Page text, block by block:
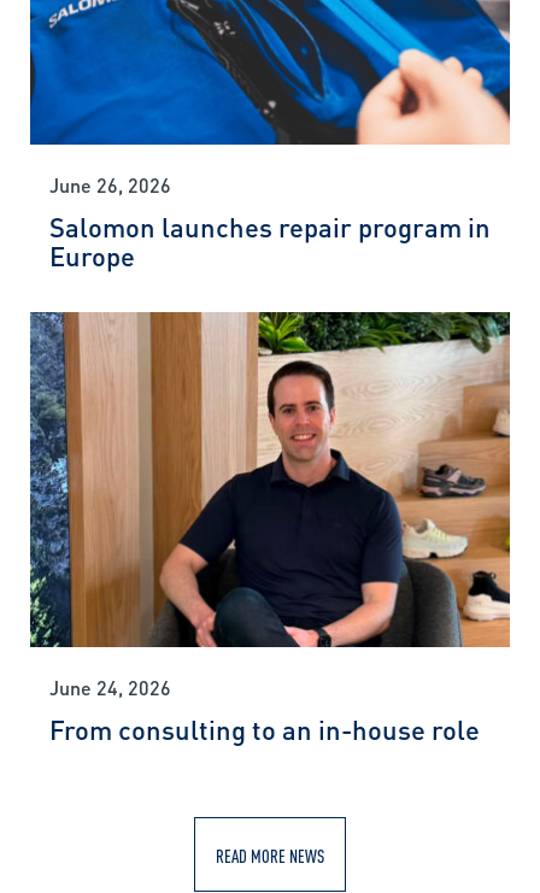
June 26, 2026
Salomon launches repair program in
Europe
June 24, 2026
From consulting to an in-house role
READ MORE NEWS